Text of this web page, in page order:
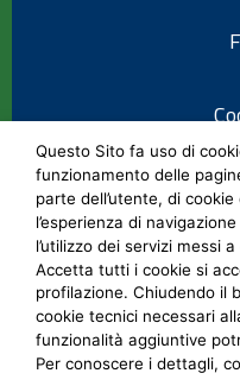
Questo Sito fa uso di
funzionamento delle
parte dell’utente, di
l’esperienza di
l’utilizzo dei servizi messi
Accetta tutti i cookie si
profilazione. Chiudendo il
cookie tecnici necessari
funzionalità aggiuntive
Per conoscere i dettagli,